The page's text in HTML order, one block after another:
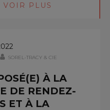
VOIR PLUS
SOREL-TRACY & CIE
À LA
DE RENDEZ-
ET À LA